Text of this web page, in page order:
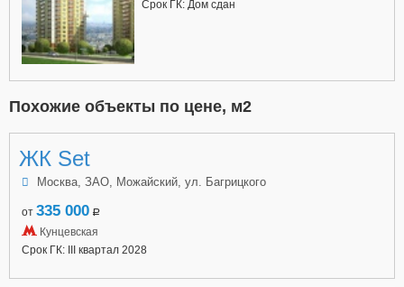
Срок ГК: Дом сдан
Похожие объекты по цене, м2
ЖК Set
Москва, ЗАО, Можайский, ул. Багрицкого
от 335 000 a
Кунцевская
Срок ГК: III квартал 2028